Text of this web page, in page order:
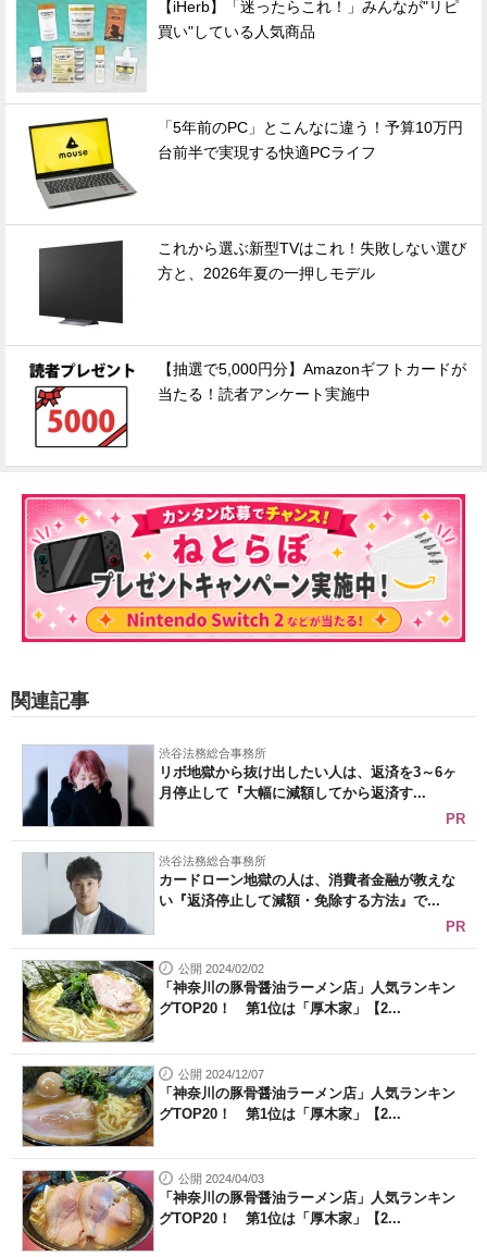
【iHerb】「迷ったらこれ！」みんなが"リピ
買い"している人気商品
「5年前のPC」とこんなに違う！予算10万円
台前半で実現する快適PCライフ
これから選ぶ新型TVはこれ！失敗しない選び
方と、2026年夏の一押しモデル
【抽選で5,000円分】Amazonギフトカードが
当たる！読者アンケート実施中
関連記事
渋谷法務総合事務所
リボ地獄から抜け出したい人は、返済を3～6ヶ
月停止して『大幅に減額してから返済す...
PR
渋谷法務総合事務所
カードローン地獄の人は、消費者金融が教えな
い『返済停止して減額・免除する方法』で...
PR
公開 2024/02/02
「神奈川の豚骨醤油ラーメン店」人気ランキン
グTOP20！ 第1位は「厚木家」【2...
公開 2024/12/07
「神奈川の豚骨醤油ラーメン店」人気ランキン
グTOP20！ 第1位は「厚木家」【2...
公開 2024/04/03
「神奈川の豚骨醤油ラーメン店」人気ランキン
グTOP20！ 第1位は「厚木家」【2...